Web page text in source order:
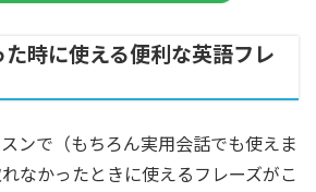
時に使える便利な英語フレ
ンで（もちろん実用会話でも使えま
なかったときに使えるフレーズがこ